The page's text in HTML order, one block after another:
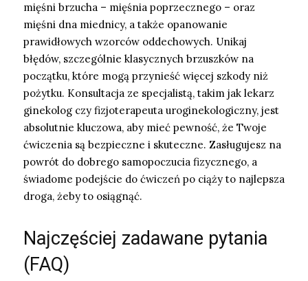
mięśni brzucha – mięśnia poprzecznego – oraz
mięśni dna miednicy, a także opanowanie
prawidłowych wzorców oddechowych. Unikaj
błędów, szczególnie klasycznych brzuszków na
początku, które mogą przynieść więcej szkody niż
pożytku. Konsultacja ze specjalistą, takim jak lekarz
ginekolog czy fizjoterapeuta uroginekologiczny, jest
absolutnie kluczowa, aby mieć pewność, że Twoje
ćwiczenia są bezpieczne i skuteczne. Zasługujesz na
powrót do dobrego samopoczucia fizycznego, a
świadome podejście do ćwiczeń po ciąży to najlepsza
droga, żeby to osiągnąć.
Najczęściej zadawane pytania
(FAQ)